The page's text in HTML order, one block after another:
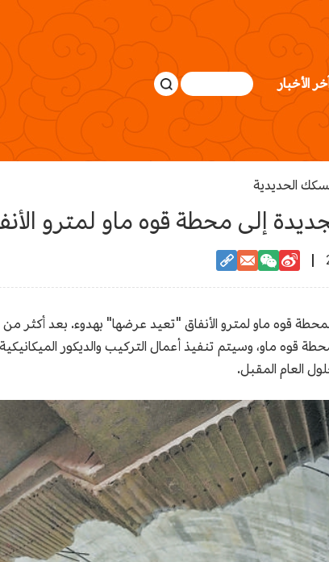
الأخبار
الحديدية
إلى محطة قوه ماو لمترو الأنفاق
قوه ماو، وسيتم تنفيذ أعمال التركيب والديكور
العام المقبل.